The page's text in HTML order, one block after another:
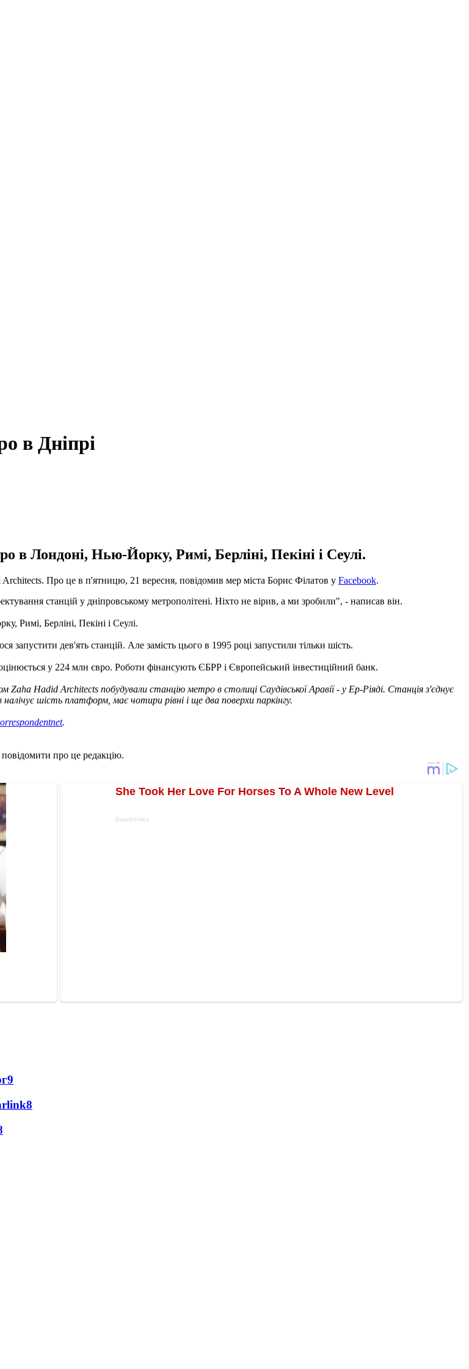
в Дніпрі
в Лондоні, Нью-Йорку, Римі, Берліні, Пекіні і Сеулі.
Architects. Про це в п'ятницю, 21 вересня, повідомив мер міста Борис Філатов у Facebook.
станцій у дніпровському метрополітені. Ніхто не вірив, а ми зробили", - написав він.
Римі, Берліні, Пекіні і Сеулі.
запустити дев'ять станцій. Але замість цього в 1995 році запустили тільки шість.
у 224 млн євро. Роботи фінансують ЄБРР і Європейський інвестиційний банк.
Hadid Architects побудували станцію метро в столиці Саудівської Аравії - у Ер-Ріяді. Станція з'єднує
шість платформ, має чотири рівні і ще два поверхи паркінгу.
.
про це редакцію.
9
8